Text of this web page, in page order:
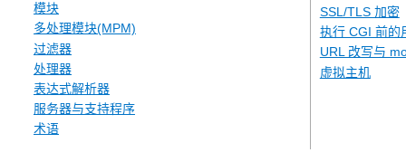
模块
多处理模块(MPM)
过滤器
处理器
表达式解析器
服务器与支持程序
术语
SSL/TLS 加密
执行 CGI 前的
URL 改写与
虚拟主机